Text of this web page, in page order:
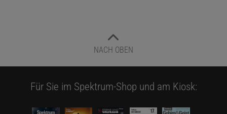
NACH OBEN
Für Sie im Spektrum-Shop und am Kiosk: